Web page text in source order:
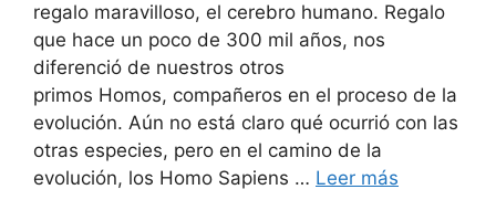
regalo maravilloso, el cerebro humano. Regalo
que hace un poco de 300 mil años, nos
diferenció de nuestros otros
primos Homos, compañeros en el proceso de la
evolución. Aún no está claro qué ocurrió con las
otras especies, pero en el camino de la
evolución, los Homo Sapiens … Leer más